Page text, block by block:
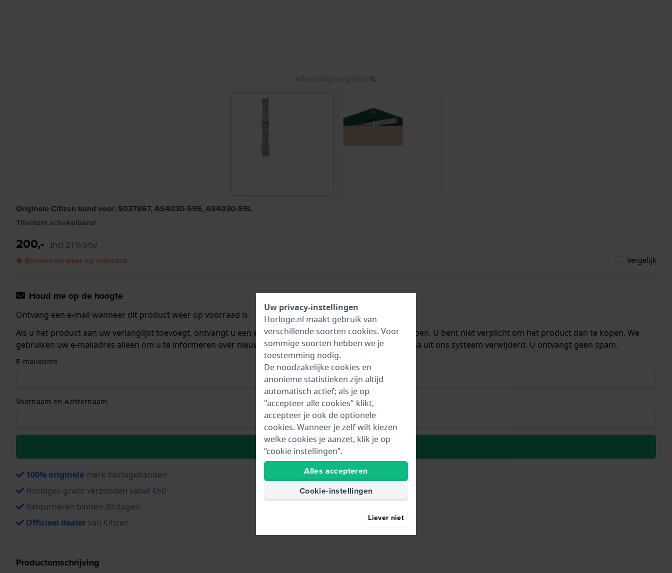
Afbeelding vergroten
Originele Citizen band voor: S037867, AS4030-59E, AS4030-59L
Titanium schakelband
200,- Incl 21% btw
● Binnenkort weer op voorraad Vergelijk
Houd me op de hoogte
Ontvang een e-mail wanneer dit product weer op voorraad is.
Als u het product aan uw verlanglijst toevoegt, ontvangt u een e-mail zodra we het weer op voorraad hebben. U bent niet verplicht om het product dan te kopen. We
gebruiken uw e-mailadres alleen om u te informeren over nieuwe voorraad. Het wordt onmiddellijk daarna uit ons systeem verwijderd. U ontvangt geen spam.
E-mailadres
Voornaam en Achternaam
Plaats in wenslijst
100% originele merk horlogebanden
Horloges gratis verzonden vanaf €50
Retourneren binnen 30 dagen
Officieel dealervan Citizen
Productomschrijving
Uw privacy-instellingen
Horloge.nl maakt gebruik van
verschillende soorten cookies. Voor
sommige soorten hebben we je
toestemming nodig.
De noodzakelijke cookies en
anonieme statistieken zijn altijd
automatisch actief; als je op
"accepteer alle cookies" klikt,
accepteer je ook de optionele
cookies. Wanneer je zelf wilt kiezen
welke cookies je aanzet, klik je op
“cookie instellingen”.
Alles accepteren
Cookie-instellingen
Liever niet